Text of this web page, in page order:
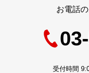
お電話
受付時間